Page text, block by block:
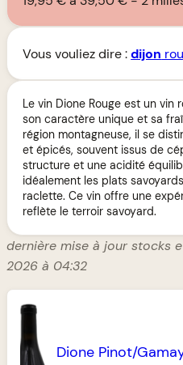
Vous vouliez dire :dijon
Le vin Dione Rouge est un vin
son caractère unique et sa
région montagneuse, il se
et épicés, souvent issus de
structure et une acidité
idéalement les plats
raclette. Ce vin offre une
reflète le terroir savoyard.
dernière mise à jour stocks
2026 à 04:32
Dione Pinot/